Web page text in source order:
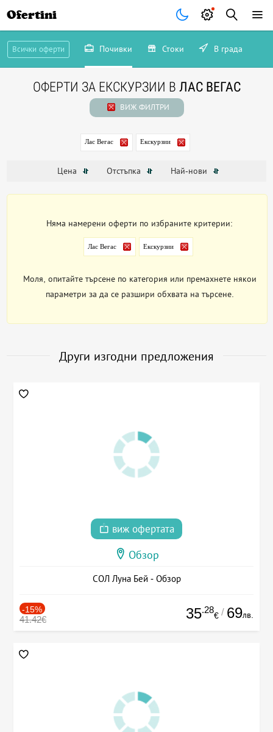
Ofertini
Всички оферти Почивки Стоки В града
ОФЕРТИ ЗА ЕКСКУРЗИИ В ЛАС ВЕГАС
ВИЖ ФИЛТРИ
Лас Вегас Екскурзии
Цена Отстъпка Най-нови
Няма намерени оферти по избраните критерии:
Лас Вегас Екскурзии
Моля, опитайте търсене по категория или премахнете някои
параметри за да се разшири обхвата на търсене.
Други изгодни предложения
виж офертата
Обзор
СОЛ Луна Бей - Обзор
-15%
41.42€ 35.28
€ / 69лв.